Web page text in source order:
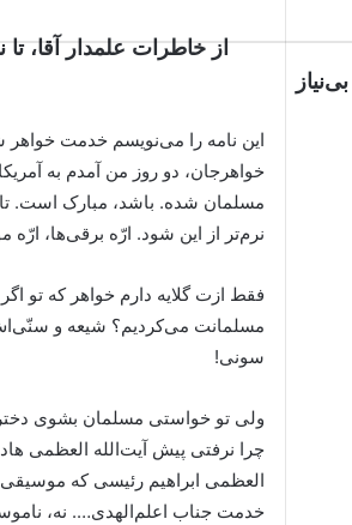
از خاطرات علمدار آقا،
این نامه را می‌نویسم خدمت خواهر
خواهرجان، دو روز من آمدم به
مسلمان شده. باشد، مبارک است. تا
نرم‌تر از این شود. ارّه برقی‌ها،
فقط ازت گلایه دارم خواهر که
مسلمانت می‌کردیم؟ شیعه و سنّی‌اش
سونی!
ولی تو خواستی مسلمان بشوی
چرا نرفتی پیش آیت‌الله العظمی
العظمی ابراهیم رئیسی که
خدمت جناب اعلم‌الهدی…. نه،